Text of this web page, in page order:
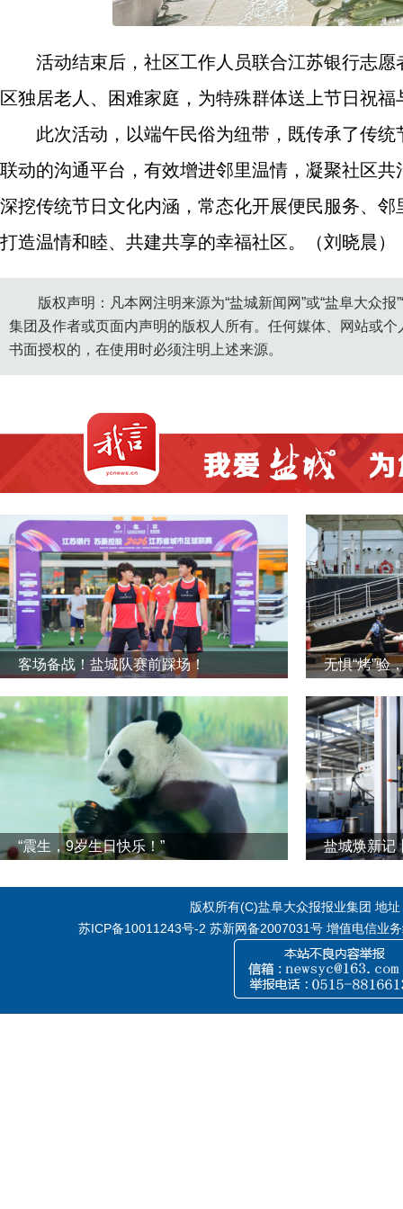
活动结束后，社区工作人员联合江苏银行志
区独居老人、困难家庭，为特殊群体送上节日祝福
此次活动，以端午民俗为纽带，既传承了传
联动的沟通平台，有效增进邻里温情，凝聚社区
深挖传统节日文化内涵，常态化开展便民服务、
打造温情和睦、共建共享的幸福社区。（刘晓晨）
版权声明：凡本网注明来源为“盐城新闻网”或“盐阜大众
集团及作者或页面内声明的版权人所有。任何媒体、网站或
书面授权的，在使用时必须注明上述来源。
客场备战！盐城队赛前踩场！ 无惧“烤”验
“震生，9岁生日快乐！”
版权所有(C)盐阜大众报报业集团 地
苏ICP备10011243号-2 苏新网备2007031号 增值电信业